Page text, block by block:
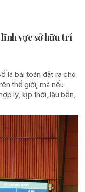
vực sở hữu trí
là bài toán đặt ra cho
thế giới, mà nếu
lý, kịp thời, lâu bền,